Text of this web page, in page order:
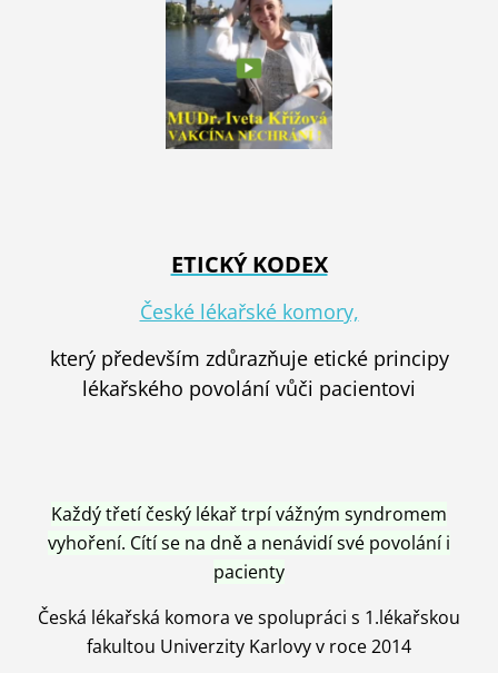
ETICKÝ KODEX
České lékařské komory,
který především zdůrazňuje etické principy
lékařského povolání vůči pacientovi
Každý třetí český lékař trpí vážným syndromem
vyhoření. Cítí se na dně a nenávidí své povolání i
pacienty
Česká lékařská komora ve spolupráci s 1.lékařskou
fakultou Univerzity Karlovy v roce 2014